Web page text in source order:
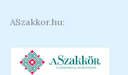
ASzakkor.hu: